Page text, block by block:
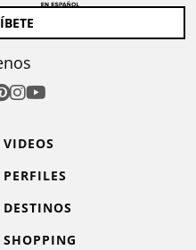
VIDEOS
PERFILES
DESTINOS
SHOPPING